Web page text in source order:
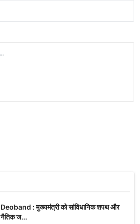
Deoband : मुख्यमंत्री को सांविधानिक शपथ और
नैतिक ज...